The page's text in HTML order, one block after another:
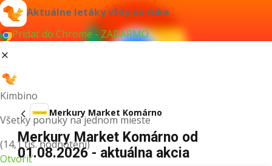
Aktuálne letáky vždy po ruke
Pridať do Chrome - ZADARMO
Kimbino
Všetky ponuky na jednom mieste
(14,1 tis. hodnotení)
Otvoriť
Merkury Market Komárno
Merkury Market Komárno od
01.08.2026 - aktuálna akcia